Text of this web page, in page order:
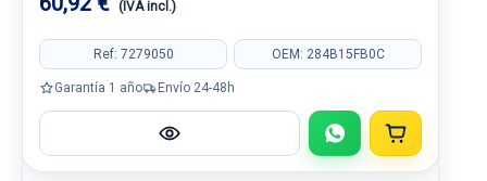
(IVA incl.)
Ref: 7279050 OEM: 284B15FB0C
Garantía 1 año Envío 24-48h